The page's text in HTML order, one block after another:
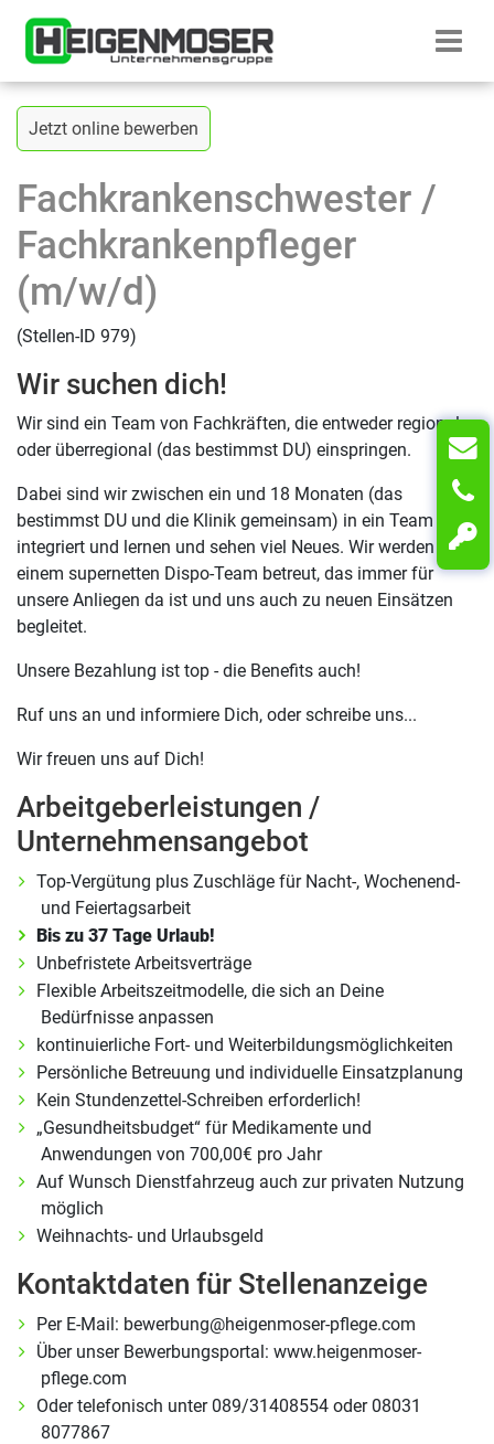
Startseite
Zurück zur vorherigen Seite
Jetzt online bewerben
Fachkrankenschwester /
Fachkrankenpfleger
(m/w/d)
(Stellen-ID 979)
Wir suchen dich!
Wir sind ein Team von Fachkräften, die entweder regional
oder überregional (das bestimmst DU) einspringen.
Dabei sind wir zwischen ein und 18 Monaten (das
bestimmst DU und die Klinik gemeinsam) in ein Team
integriert und lernen und sehen viel Neues. Wir werden von
einem supernetten Dispo-Team betreut, das immer für
unsere Anliegen da ist und uns auch zu neuen Einsätzen
begleitet.
Unsere Bezahlung ist top - die Benefits auch!
Ruf uns an und informiere Dich, oder schreibe uns...
Wir freuen uns auf Dich!
Arbeitgeberleistungen /
Unternehmensangebot
Top-Vergütung plus Zuschläge für Nacht-, Wochenend-
und Feiertagsarbeit
Bis zu 37 Tage Urlaub!
Unbefristete Arbeitsverträge
Flexible Arbeitszeitmodelle, die sich an Deine
Bedürfnisse anpassen
kontinuierliche Fort- und Weiterbildungsmöglichkeiten
Persönliche Betreuung und individuelle Einsatzplanung
Kein Stundenzettel-Schreiben erforderlich!
„Gesundheitsbudget“ für Medikamente und
Anwendungen von 700,00€ pro Jahr
Auf Wunsch Dienstfahrzeug auch zur privaten Nutzung
möglich
Weihnachts- und Urlaubsgeld
Kontaktdaten für Stellenanzeige
Per E-Mail: bewerbung@heigenmoser-pflege.com
Über unser Bewerbungsportal: www.heigenmoser-
pflege.com
Oder telefonisch unter 089/31408554 oder 08031
8077867